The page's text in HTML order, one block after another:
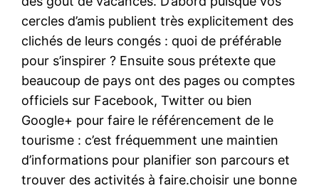
cercles d’amis publient très explicitement des
clichés de leurs congés : quoi de préférable
pour s’inspirer ? Ensuite sous prétexte que
beaucoup de pays ont des pages ou comptes
officiels sur Facebook, Twitter ou bien
Google+ pour faire le référencement de le
tourisme : c’est fréquemment une maintien
d’informations pour planifier son parcours et
trouver des activités à faire.choisir une bonne